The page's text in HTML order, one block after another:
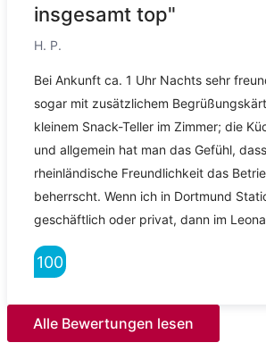
insgesamt top"
H. P.
Bei Ankunft ca. 1 Uhr Nachts sehr
sogar mit zusätzlichem
kleinem Snack-Teller im Zimmer; die
und allgemein hat man das Gefühl,
rheinländische Freundlichkeit das
beherrscht. Wenn ich in Dortmund
geschäftlich oder privat, dann im
100
Alle Bewertungen lesen